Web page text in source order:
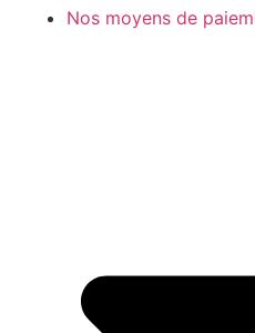
Nos moyens de